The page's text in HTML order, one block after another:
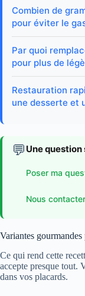
Combien de
pour éviter le
Par quoi
pour plus de
Restauration
une desserte et
💬 Une
Poser ma
Nous contacter
Variantes
Ce qui rend cette
accepte presque tout.
dans vos placards.